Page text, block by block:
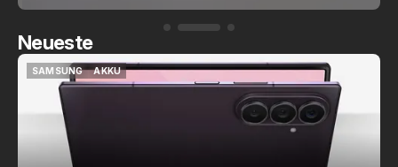
Neueste
SAMSUNG
SAMSUNG
AKKU
AKKU